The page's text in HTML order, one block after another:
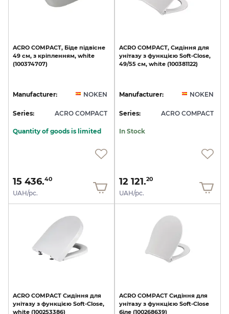
ACRO COMPACT, Біде підвісне
49 см, з кріпленням, white
(100374707)
Manufacturer: NOKEN
Series: ACRO COMPACT
Quantity of goods is limited
15 436.40
UAH/pc.
ACRO COMPACT, Сидіння для
унітазу з функцією Soft-Close,
49/55 cм, white (100381122)
Manufacturer: NOKEN
Series: ACRO COMPACT
In Stock
12 121.20
UAH/pc.
ACRO COMPACT Сидіння для
унітазу з функцією Soft-Close,
white (100253386)
ACRO COMPACT Сидіння для
унітазу з функцією Soft-Close
біле (100268639)